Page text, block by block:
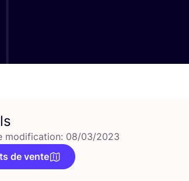
modification: 08/03/2023
de vente